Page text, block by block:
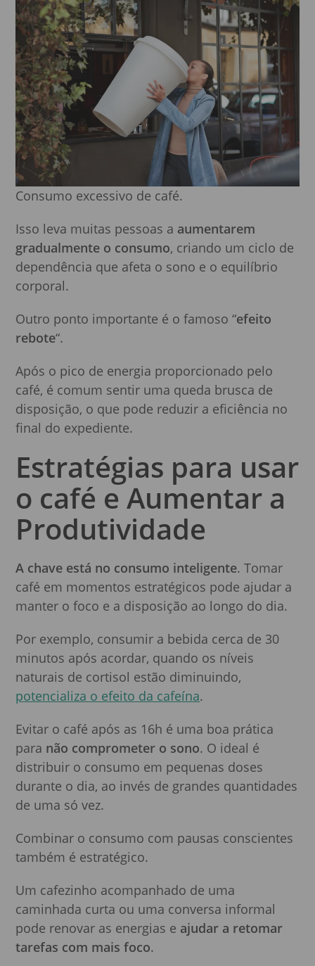
Consumo excessivo de café.
Isso leva muitas pessoas a aumentarem
gradualmente o consumo, criando um ciclo de
dependência que afeta o sono e o equilíbrio
corporal.
Outro ponto importante é o famoso “efeito
rebote“.
Após o pico de energia proporcionado pelo
café, é comum sentir uma queda brusca de
disposição, o que pode reduzir a eficiência no
final do expediente.
Estratégias para usar
o café e Aumentar a
Produtividade
A chave está no consumo inteligente. Tomar
café em momentos estratégicos pode ajudar a
manter o foco e a disposição ao longo do dia.
Por exemplo, consumir a bebida cerca de 30
minutos após acordar, quando os níveis
naturais de cortisol estão diminuindo,
potencializa o efeito da cafeína.
Evitar o café após as 16h é uma boa prática
para não comprometer o sono. O ideal é
distribuir o consumo em pequenas doses
durante o dia, ao invés de grandes quantidades
de uma só vez.
Combinar o consumo com pausas conscientes
também é estratégico.
Um cafezinho acompanhado de uma
caminhada curta ou uma conversa informal
pode renovar as energias e ajudar a retomar
tarefas com mais foco.